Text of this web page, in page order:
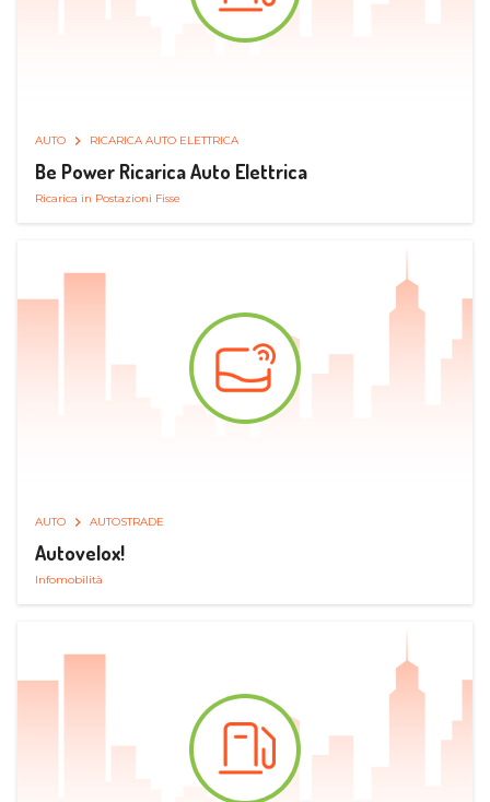
AUTO RICARICA AUTO ELETTRICA
Be Power Ricarica Auto Elettrica
Ricarica in Postazioni Fisse
AUTO AUTOSTRADE
Autovelox!
Infomobilità